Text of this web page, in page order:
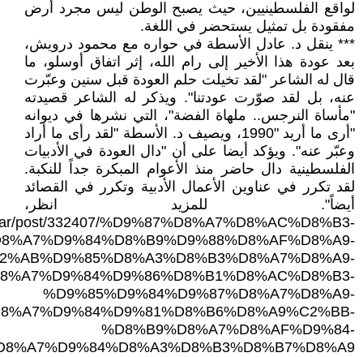
لواقع الفلسطينيين، حيث يصبح الوطن ليس مجرد أرض
مفقودة بل تمثيل يستحضر في اللغة.
*** ينقل د. عادل الأسطة في حواره مع محمود درويش،
بعد عودة هذا الأخير إلى رام الله، إثر اتفاق أوسلو، ما
قال له الشاعر "لقد تخيلت حلم العودة قبل سنين وعبّرت
عنه، بل لقد صوّرت عودتنا". ويذكر له الشاعر قصيدته
"مأساة النرجس.. ملهاة الفضة"، التي نشرها في ديوانه
"أرى ما أريد "1990، ويصيف د. الأسطة "لقد رأى ما أراد
وعبّر عنه". ويؤكد أيضا على أن "دال العودة في الأدبيات
الفلسطينية دال حاضر منذ الأعوام المبكرة جداً للنكبة.
لقد تكرر في عناوين الأعمال الأدبية وتكرر في القصائد
أيضاً". للمزيد انظر،
post/332407/%D9%87%D8%A7%D8%AC%D8%B3-
%D9%85%D9%84%D9%87%D8%A7%D8%A9-
%D8%B9%D8%A7%D8%AF%D9%84-